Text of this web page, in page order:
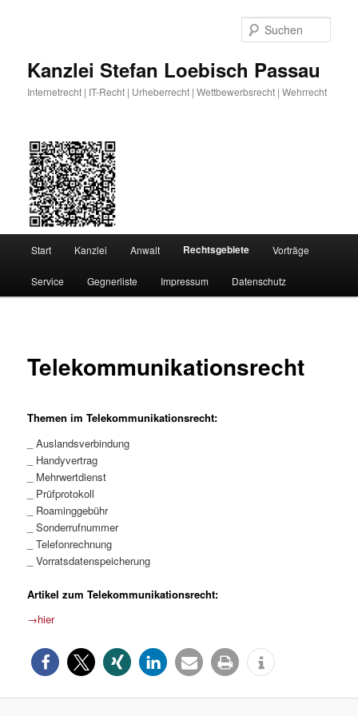
Kanzlei Stefan Loebisch Passau
Internetrecht | IT-Recht | Urheberrecht | Wettbewerbsrecht | Wehrrecht
Start Kanzlei Anwalt Rechtsgebiete Vorträge
Service Gegnerliste Impressum Datenschutz
Telekommunikationsrecht
Themen im Telekommunikationsrecht:
_ Auslandsverbindung
_ Handyvertrag
_ Mehrwertdienst
_ Prüfprotokoll
_ Roaminggebühr
_ Sonderrufnummer
_ Telefonrechnung
_ Vorratsdatenspeicherung
Artikel zum Telekommunikationsrecht:
→hier